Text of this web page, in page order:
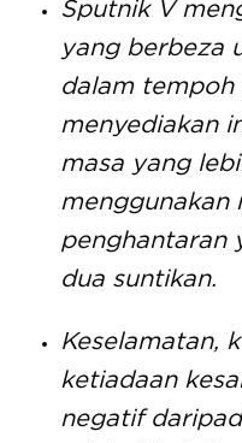
Sputnik V
yang berbeza
dalam tempoh
menyediakan
masa yang
menggunakan
penghantaran
dua suntikan.
Keselamatan,
ketiadaan
negatif